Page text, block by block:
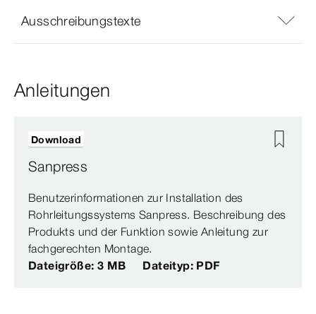
Ausschreibungstexte
Anleitungen
Sanpress
Benutzerinformationen zur Installation des
Rohrleitungssystems Sanpress. Beschreibung des
Produkts und der Funktion sowie Anleitung zur
fachgerechten Montage.
Dateigröße: 3 MB
Dateityp: PDF
Download